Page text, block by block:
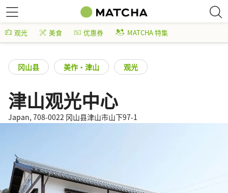
观光 美食 优惠券 MATCHA 特集
冈山县 美作・津山 观光
津山观光中心
Japan, 708-0022 冈山县津山市山下97-1